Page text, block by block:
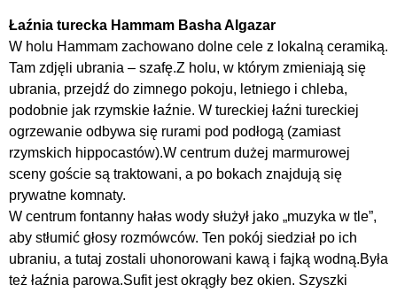
Łaźnia turecka Hammam Basha Algazar
W holu Hammam zachowano dolne cele z lokalną ceramiką.
Tam zdjęli ubrania – szafę.Z holu, w którym zmieniają się
ubrania, przejdź do zimnego pokoju, letniego i chleba,
podobnie jak rzymskie łaźnie. W tureckiej łaźni tureckiej
ogrzewanie odbywa się rurami pod podłogą (zamiast
rzymskich hippocastów).W centrum dużej marmurowej
sceny goście są traktowani, a po bokach znajdują się
prywatne komnaty.
W centrum fontanny hałas wody służył jako „muzyka w tle”,
aby stłumić głosy rozmówców. Ten pokój siedział po ich
ubraniu, a tutaj zostali uhonorowani kawą i fajką wodną.Była
też łaźnia parowa.Sufit jest okrągły bez okien. Szyszki